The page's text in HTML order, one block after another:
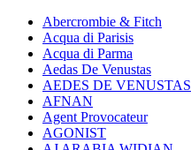
Abercrombie & Fitch
Acqua di Parisis
Acqua di Parma
Aedas De Venustas
AEDES DE VENUSTAS
AFNAN
Agent Provocateur
AGONIST